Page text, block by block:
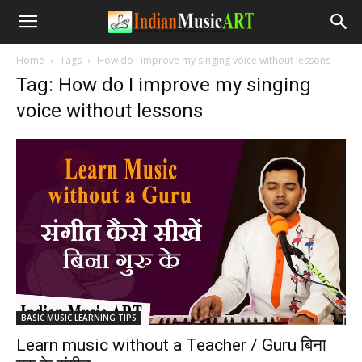
Home Tags How do I improve my singing voice without lessons
Tag: How do I improve my singing
voice without lessons
BASIC MUSIC LEARNING TIPS
Learn music without a Teacher / Guru बिना